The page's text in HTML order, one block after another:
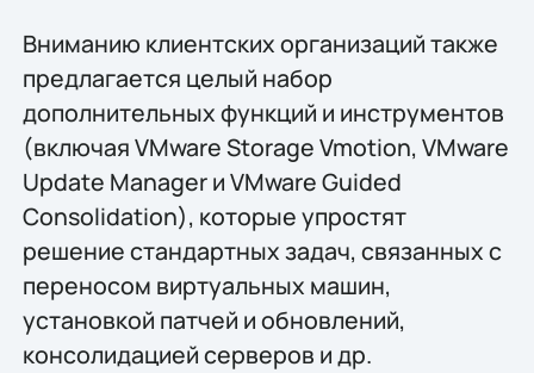
Вниманию клиентских организаций также
предлагается целый набор
дополнительных функций и инструментов
(включая VMware Storage Vmotion, VMware
Update Manager и VMware Guided
Consolidation), которые упростят
решение стандартных задач, связанных с
переносом виртуальных машин,
установкой патчей и обновлений,
консолидацией серверов и др.